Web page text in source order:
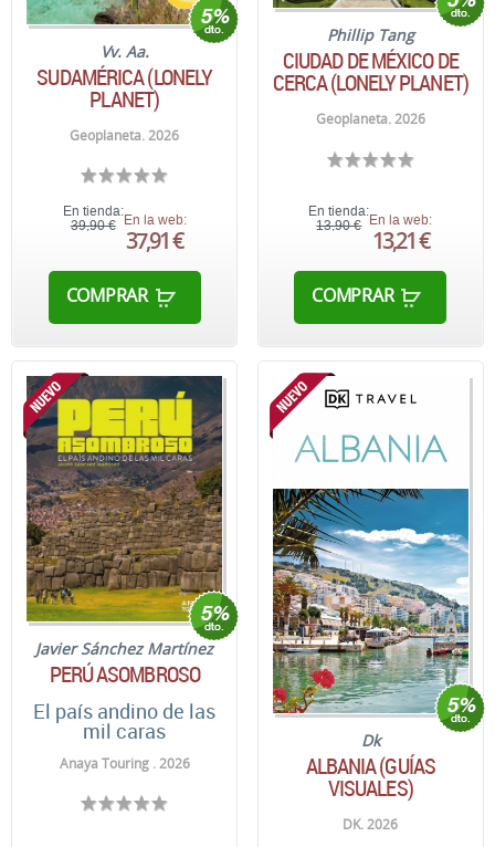
Vv. Aa.
SUDAMÉRICA (LONELY
PLANET)
Geoplaneta. 2026
En tienda:
39,90 € En la web:
37,91 €
COMPRAR
Phillip Tang
CIUDAD DE MÉXICO DE
CERCA (LONELY PLANET)
Geoplaneta. 2026
En tienda:
13,90 € En la web:
13,21 €
COMPRAR
Javier Sánchez Martínez
PERÚ ASOMBROSO
El país andino de las
mil caras
Anaya Touring . 2026
Dk
ALBANIA (GUÍAS
VISUALES)
DK. 2026